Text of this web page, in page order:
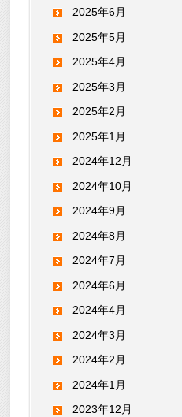
2025年6月
2025年5月
2025年4月
2025年3月
2025年2月
2025年1月
2024年12月
2024年10月
2024年9月
2024年8月
2024年7月
2024年6月
2024年4月
2024年3月
2024年2月
2024年1月
2023年12月